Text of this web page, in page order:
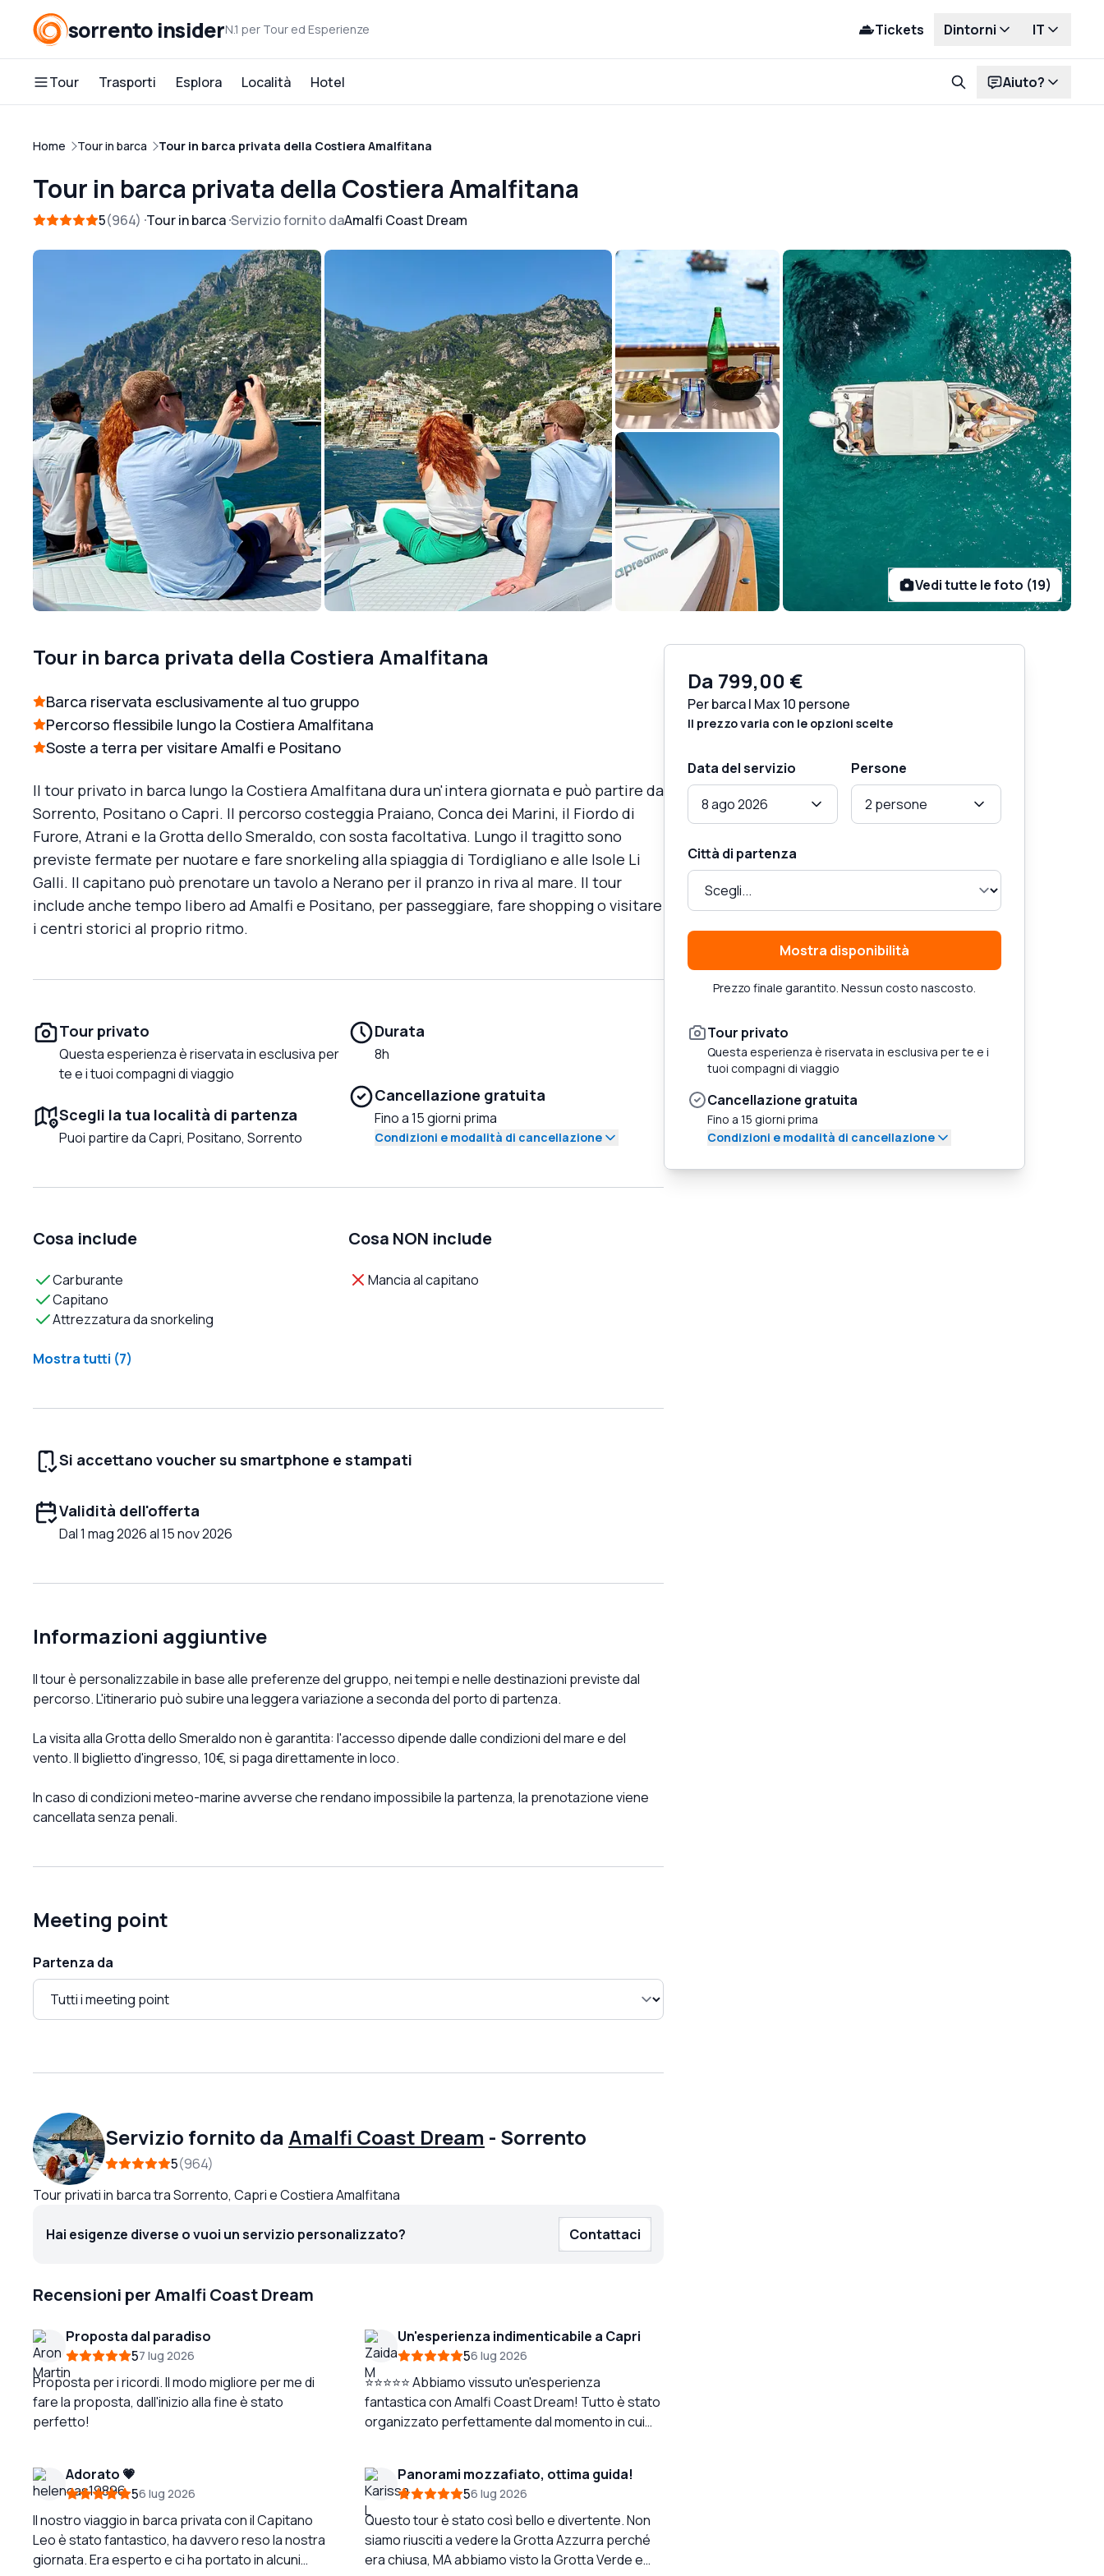
sorrento insiderN.1 per Tour ed Esperienze Tickets Dintorni IT
Tour Trasporti Esplora Località Hotel Aiuto?
Home Tour in barca Tour in barca privata della Costiera Amalfitana
Tour in barca privata della Costiera Amalfitana
5 964 Tour in barca Servizio fornito daAmalfi Coast Dream
Vedi tutte le foto (19)
Tour in barca privata della Costiera Amalfitana
Barca riservata esclusivamente al tuo gruppo
Percorso flessibile lungo la Costiera Amalfitana
Soste a terra per visitare Amalfi e Positano
Il tour privato in barca lungo la Costiera Amalfitana dura un'intera giornata e può partire da
Sorrento, Positano o Capri. Il percorso costeggia Praiano, Conca dei Marini, il Fiordo di
Furore, Atrani e la Grotta dello Smeraldo, con sosta facoltativa. Lungo il tragitto sono
previste fermate per nuotare e fare snorkeling alla spiaggia di Tordigliano e alle Isole Li
Galli. Il capitano può prenotare un tavolo a Nerano per il pranzo in riva al mare. Il tour
include anche tempo libero ad Amalfi e Positano, per passeggiare, fare shopping o visitare
i centri storici al proprio ritmo.
Tour privato
Questa esperienza è riservata in esclusiva per
te e i tuoi compagni di viaggio
Scegli la tua località di partenza
Puoi partire da Capri, Positano, Sorrento
Durata
8h
Cancellazione gratuita
Fino a 15 giorni prima
Condizioni e modalità di cancellazione
Cosa include
Carburante
Capitano
Attrezzatura da snorkeling
Mostra tutti (7)
Cosa NON include
Mancia al capitano
Si accettano voucher su smartphone e stampati
Validità dell'offerta
Dal 1 mag 2026 al 15 nov 2026
Informazioni aggiuntive
Il tour è personalizzabile in base alle preferenze del gruppo, nei tempi e nelle destinazioni previste dal
percorso. L'itinerario può subire una leggera variazione a seconda del porto di partenza.
La visita alla Grotta dello Smeraldo non è garantita: l'accesso dipende dalle condizioni del mare e del
vento. Il biglietto d'ingresso, 10€, si paga direttamente in loco.
In caso di condizioni meteo-marine avverse che rendano impossibile la partenza, la prenotazione viene
cancellata senza penali.
Meeting point
Partenza da
Servizio fornito da Amalfi Coast Dream - Sorrento
5 964
Tour privati in barca tra Sorrento, Capri e Costiera Amalfitana
Hai esigenze diverse o vuoi un servizio personalizzato? Contattaci
Recensioni per Amalfi Coast Dream
Proposta dal paradiso
57 lug 2026
Proposta per i ricordi. Il modo migliore per me di
fare la proposta, dall'inizio alla fine è stato
perfetto!
Un'esperienza indimenticabile a Capri
56 lug 2026
⭐⭐⭐⭐⭐ Abbiamo vissuto un'esperienza
fantastica con Amalfi Coast Dream! Tutto è stato
organizzato perfettamente dal momento in cui
disponibile e premurosa durante l'intero
processo di prenotazione. Ha risposto a tutte le
nostre domande e ha reso tutto facile e senza
stress. E naturalmente, un enorme
ringraziamento al Capitano Pascuale, che ha
Adorato 💗
56 lug 2026
Il nostro viaggio in barca privata con il Capitano
Leo è stato fantastico, ha davvero reso la nostra
giornata. Era esperto e ci ha portato in alcuni
Panorami mozzafiato, ottima guida!
56 lug 2026
Questo tour è stato così bello e divertente. Non
siamo riusciti a vedere la Grotta Azzurra perché
era chiusa, MA abbiamo visto la Grotta Verde e
Da 799,00 €
Per barca | Max 10 persone
Il prezzo varia con le opzioni scelte
Data del servizio
8 ago 2026
Persone
2 persone
Città di partenza
Mostra disponibilità
Prezzo finale garantito. Nessun costo nascosto.
Tour privato
Questa esperienza è riservata in esclusiva per te e i
tuoi compagni di viaggio
Cancellazione gratuita
Fino a 15 giorni prima
Condizioni e modalità di cancellazione